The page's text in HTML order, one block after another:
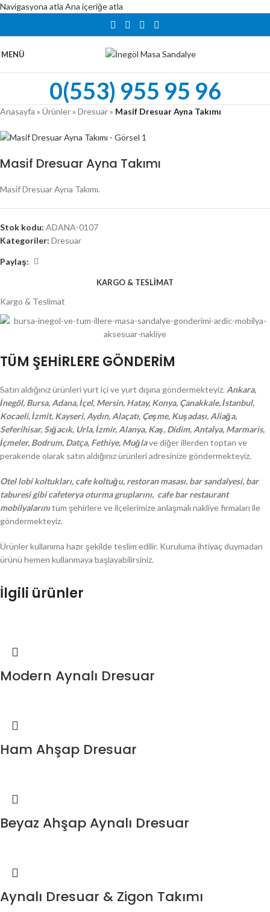
Navigasyona atla Ana içeriğe atla
MENÜ
0(553) 955 95 96
Anasayfa » Ürünler» Dresuar» Masif Dresuar Ayna Takımı
Masif Dresuar Ayna Takımı
Masif Dresuar Ayna Takımı.
Stok kodu: ADANA-0107
Kategoriler: Dresuar
Paylaş:
KARGO & TESLIMAT
Kargo & Teslimat
TÜM ŞEHİRLERE GÖNDERİM
Satın aldığınız ürünleri yurt içi ve yurt dışına göndermekteyiz.Ankara,
İnegöl, Bursa, Adana, İçel, Mersin, Hatay, Konya, Çanakkale, İstanbul,
Kocaeli, İzmit, Kayseri, Aydın, Alaçatı, Çeşme, Kuşadası, Aliağa,
Seferihisar, Sığacık, Urla, İzmir, Alanya, Kaş, Didim, Antalya, Marmaris,
İçmeler, Bodrum, Datça, Fethiye, Muğlave diğer illerden toptan ve
perakende olarak satın aldığınız ürünleri adresinize göndermekteyiz.
Otel lobi koltukları, cafe koltuğu, restoran masası, bar sandalyesi, bar
taburesi gibi cafeterya oturma gruplarını, cafe bar restaurant
mobilyalarınıtüm şehirlere ve ilçelerimize anlaşmalı nakliye firmaları ile
göndermekteyiz.
Ürünler kullanıma hazır şekilde teslim edilir. Kuruluma ihtiyaç duymadan
ürünü hemen kullanmaya başlayabilirsiniz.
İlgili ürünler
Modern Aynalı Dresuar
Ham Ahşap Dresuar
Beyaz Ahşap Aynalı Dresuar
Aynalı Dresuar & Zigon Takımı